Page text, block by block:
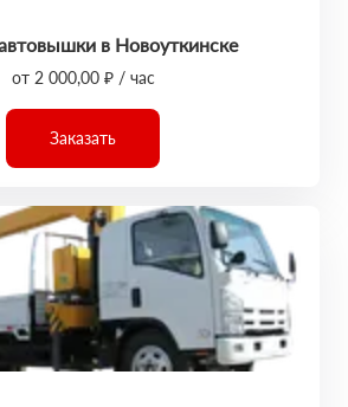
в Новоуткинске
от 2 000,00 ₽ / час
Заказать